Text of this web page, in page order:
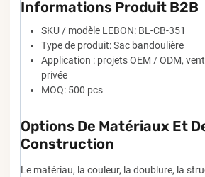
Informations Produit B2B
SKU / modèle LEBON: BL-CB-351
Type de produit: Sac bandoulière
Application : projets OEM / ODM,
privée
MOQ: 500 pcs
Options De Matériaux Et
Construction
Le matériau, la couleur, la doublure, la